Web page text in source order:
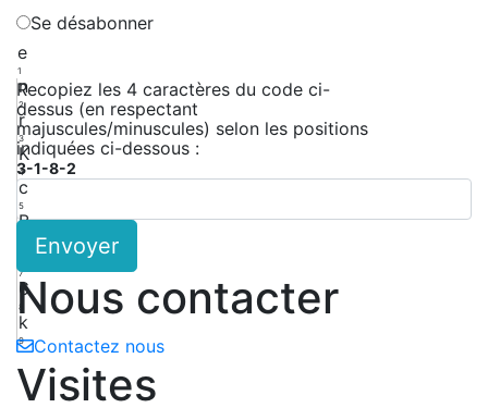
Se désabonner
e
1
n
2
r
3
K
4
c
5
B
7
6
8
k
9
Recopiez les 4 caractères du code ci-
dessus (en respectant
majuscules/minuscules) selon les positions
indiquées ci-dessous :
3-1-8-2
Envoyer
Nous contacter
Contactez nous
Visites